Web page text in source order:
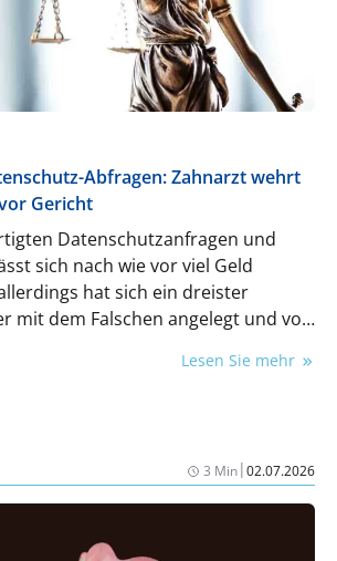
Abfragen: Zahnarzt wehrt
Gericht
Datenschutzanfragen und
sich nach wie vor viel Geld
hat sich ein dreister
mit dem Falschen angelegt und vor
Lesen Sie mehr
3 Min|02.07.2026